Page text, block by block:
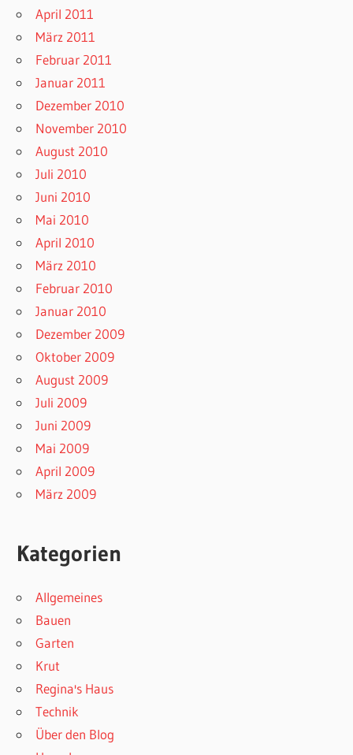
April 2011
März 2011
Februar 2011
Januar 2011
Dezember 2010
November 2010
August 2010
Juli 2010
Juni 2010
Mai 2010
April 2010
März 2010
Februar 2010
Januar 2010
Dezember 2009
Oktober 2009
August 2009
Juli 2009
Juni 2009
Mai 2009
April 2009
März 2009
Kategorien
Allgemeines
Bauen
Garten
Krut
Regina's Haus
Technik
Über den Blog